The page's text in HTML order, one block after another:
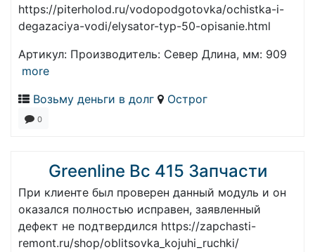
https://piterholod.ru/vodopodgotovka/ochistka-i-
degazaciya-vodi/elysator-typ-50-opisanie.html
Артикул: Производитель: Север Длина, мм: 909
more
Возьму деньги в долг
Острог
0
Greenline Bc 415 Запчасти
При клиенте был проверен данный модуль и он
оказался полностью исправен, заявленный
дефект не подтвердился https://zapchasti-
remont.ru/shop/oblitsovka_kojuhi_ruchki/